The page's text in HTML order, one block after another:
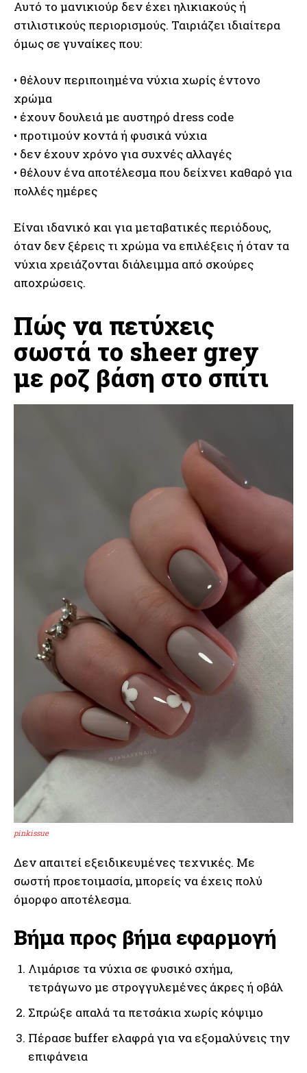
Αυτό το μανικιούρ δεν έχει ηλικιακούς ή
στιλιστικούς περιορισμούς. Ταιριάζει ιδιαίτερα
όμως σε γυναίκες που:
• θέλουν περιποιημένα νύχια χωρίς έντονο
χρώμα
• έχουν δουλειά με αυστηρό dress code
• προτιμούν κοντά ή φυσικά νύχια
• δεν έχουν χρόνο για συχνές αλλαγές
• θέλουν ένα αποτέλεσμα που δείχνει καθαρό για
πολλές ημέρες
Είναι ιδανικό και για μεταβατικές περιόδους,
όταν δεν ξέρεις τι χρώμα να επιλέξεις ή όταν τα
νύχια χρειάζονται διάλειμμα από σκούρες
αποχρώσεις.
Πώς να πετύχεις
σωστά το sheer grey
με ροζ βάση στο σπίτι
pinkissue
Δεν απαιτεί εξειδικευμένες τεχνικές. Με
σωστή προετοιμασία, μπορείς να έχεις πολύ
όμορφο αποτέλεσμα.
Βήμα προς βήμα εφαρμογή
Λιμάρισε τα νύχια σε φυσικό σχήμα,
τετράγωνο με στρογγυλεμένες άκρες ή οβάλ
Σπρώξε απαλά τα πετσάκια χωρίς κόψιμο
Πέρασε buffer ελαφρά για να εξομαλύνεις την
επιφάνεια